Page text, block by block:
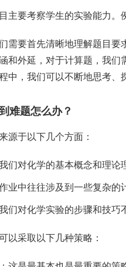
主要考察学生的实验能力
需要首先清晰地理解题目
和外延，对于计算题，我
中，我们可以不断地思考
难题怎么办？
源于以下几个方面：
们对化学的基本概念和理
业中往往涉及到一些复杂
我们对化学实验的步骤和技
以采取以下几种策略：